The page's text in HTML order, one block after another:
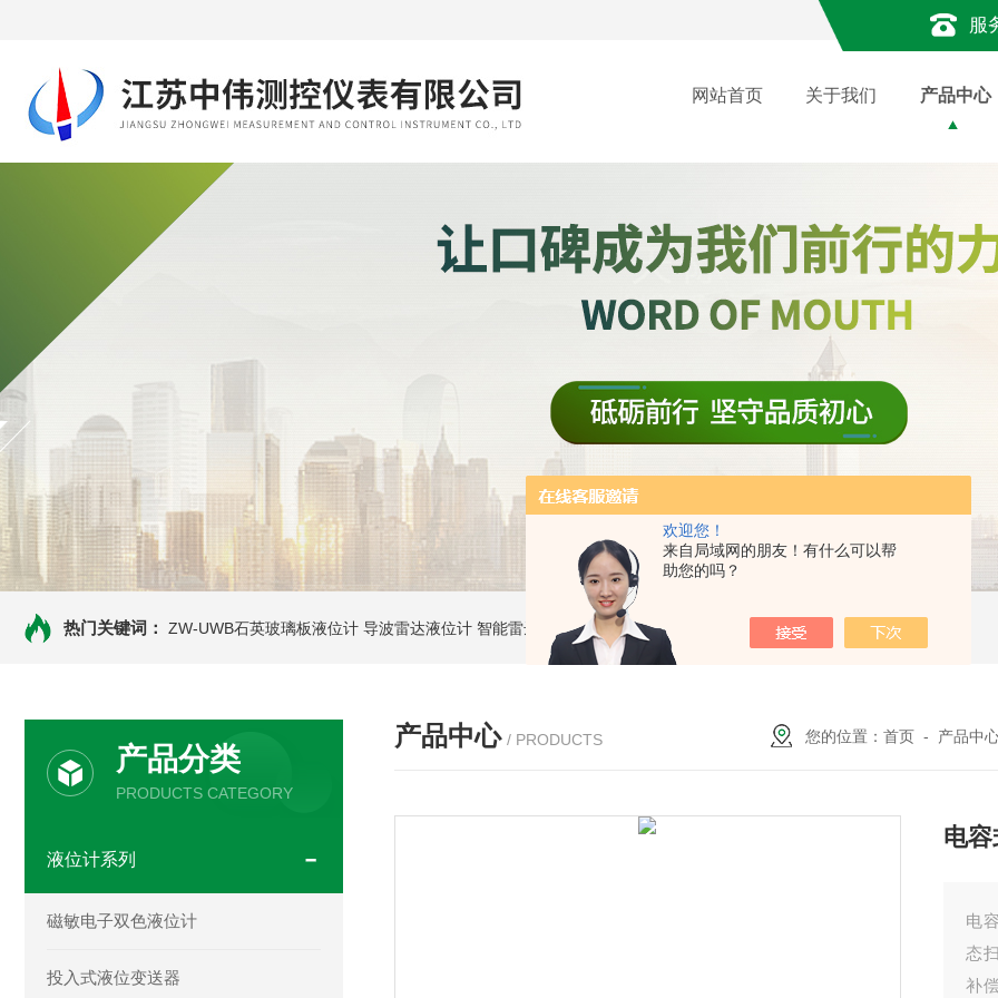
欢迎您！
来自局域网的朋友！有什么可以帮
助您的吗？
服
网站首页 关于我们 产品中心
热门关键词： ZW-UWB石英玻璃板液位计 导波雷达液位计 智能雷达液位计 ZW-B69X云母双色液水计 ZW1151W卡箍隔膜式压力变送器
产品分类
PRODUCTS CATEGORY
液位计系列
磁敏电子双色液位计
投入式液位变送器
产品中心 / PRODUCTS 您的位置：首页 - 产品中
电
电
态
补